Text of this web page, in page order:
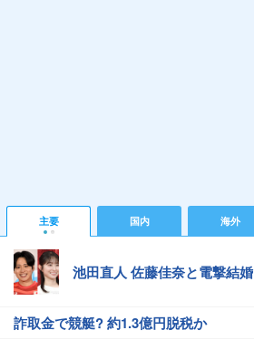
主要 国内 海外
池田直人 佐藤佳奈と電撃結婚
詐取金で競艇? 約1.3億円脱税か